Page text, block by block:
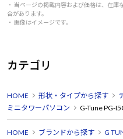
・ 当ページの掲載内容および価格は、在
合があります。
・ 画像はイメージです。
カテゴリ
HOME 形状・タイプから探す
ミニタワーパソコン
G-Tune PG-
HOME ブランドから探す G